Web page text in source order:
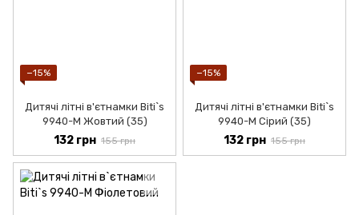
−15%
Дитячі літні в'єтнамки Biti`s
9940-М Жовтий (35)
132 грн 155 грн
−15%
Дитячі літні в'єтнамки Biti`s
9940-М Сірий (35)
132 грн 155 грн